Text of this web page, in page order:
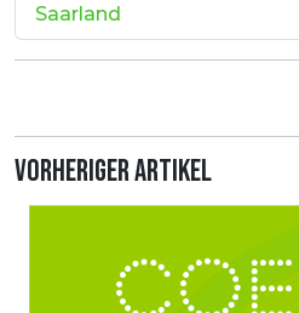
Saarland
Vorheriger Artikel